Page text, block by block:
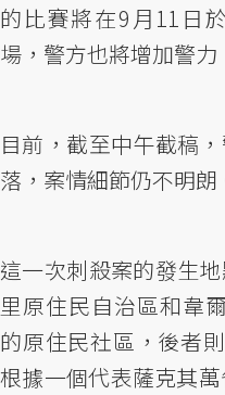
的比賽將在9月11日
場，警方也將增加警
目前，截至中午截稿
落，案情細節仍不明朗
這一次刺殺案的發生
里原住民自治區和韋
的原住民社區，後者
根據一個代表薩克其